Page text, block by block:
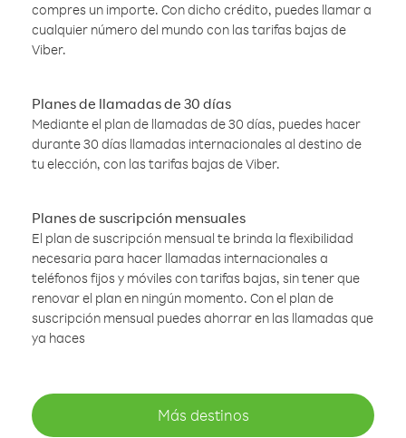
compres un importe. Con dicho crédito, puedes llamar a
cualquier número del mundo con las tarifas bajas de
Viber.
Planes de llamadas de 30 días
Mediante el plan de llamadas de 30 días, puedes hacer
durante 30 días llamadas internacionales al destino de
tu elección, con las tarifas bajas de Viber.
Planes de suscripción mensuales
El plan de suscripción mensual te brinda la flexibilidad
necesaria para hacer llamadas internacionales a
teléfonos fijos y móviles con tarifas bajas, sin tener que
renovar el plan en ningún momento. Con el plan de
suscripción mensual puedes ahorrar en las llamadas que
ya haces
Más destinos